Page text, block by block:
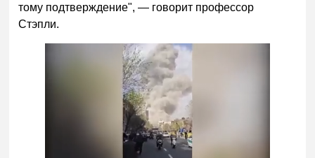
тому подтверждение",— говорит профессор
Стэпли.